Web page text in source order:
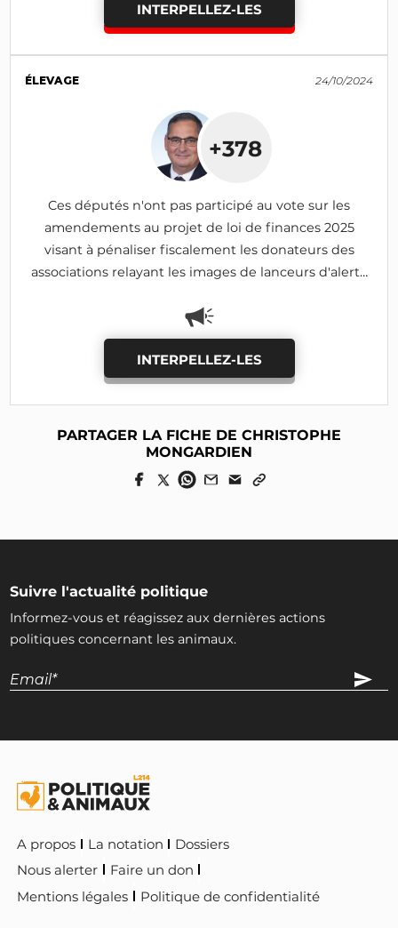
INTERPELLEZ-LES
ÉLEVAGE 24/10/2024
+378
Ces députés n'ont pas participé au vote sur les
amendements au projet de loi de finances 2025
visant à pénaliser fiscalement les donateurs des
associations relayant les images de lanceurs d'alerte
INTERPELLEZ-LES
PARTAGER LA FICHE DE CHRISTOPHE
MONGARDIEN
Suivre l'actualité politique
Informez-vous et réagissez aux dernières actions
politiques concernant les animaux.
A propos La notation
Dossiers
Nous alerter
Faire un don
Mentions légales
Politique de confidentialité